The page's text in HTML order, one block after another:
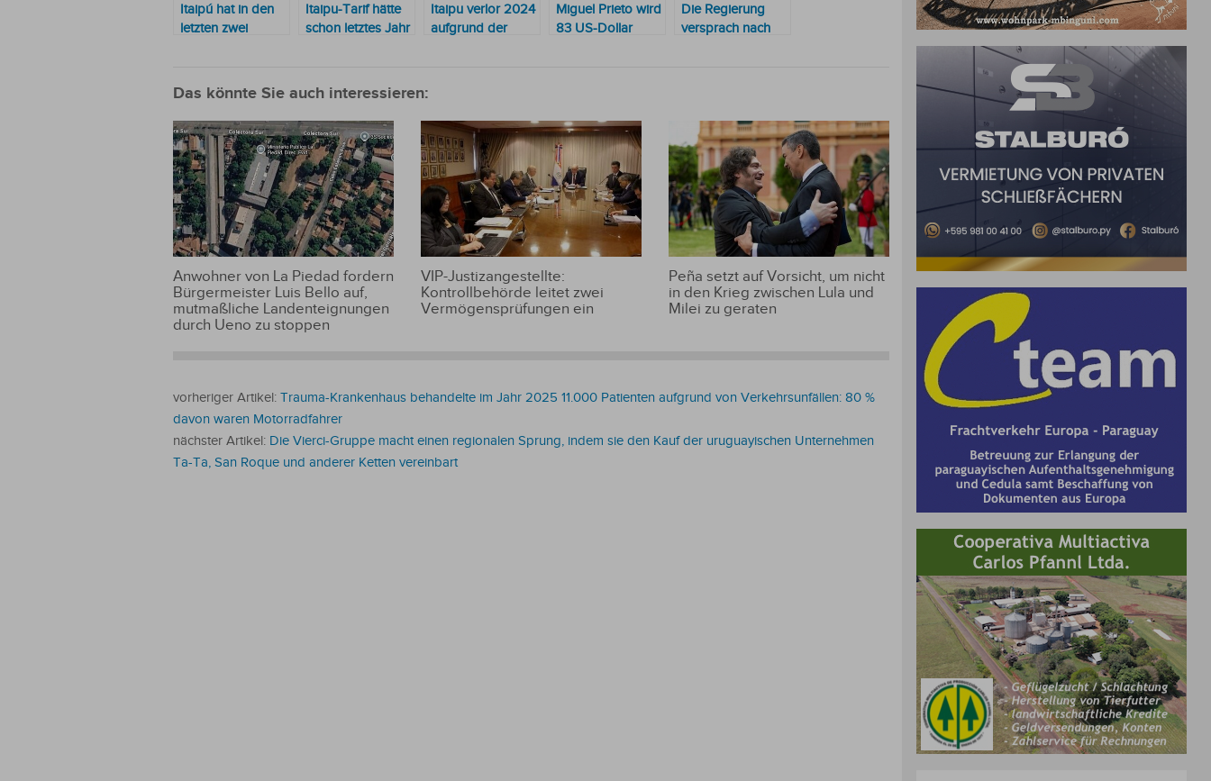
Itaipú hat in den
letzten zwei
Dollar an den
Staat überwiesen
Itaipu-Tarif hätte
schon letztes Jahr
müssen, sagen
Itaipu verlor 2024
aufgrund der
Miguel Prieto wird
83 US-Dollar
Die Regierung
versprach nach
die Hälfte erreicht
Das könnte Sie auch interessieren:
Anwohner von La Piedad fordern
Bürgermeister Luis Bello auf,
mutmaßliche Landenteignungen
durch Ueno zu stoppen
VIP-Justizangestellte:
Kontrollbehörde leitet zwei
Vermögensprüfungen ein
Peña setzt auf Vorsicht, um nicht
in den Krieg zwischen Lula und
Milei zu geraten
vorheriger Artikel: Trauma-Krankenhaus behandelte im Jahr 2025 11.000 Patienten aufgrund von Verkehrsunfällen: 80 %
davon waren Motorradfahrer
nächster Artikel: Die Vierci-Gruppe macht einen regionalen Sprung, indem sie den Kauf der uruguayischen Unternehmen
Ta-Ta, San Roque und anderer Ketten vereinbart